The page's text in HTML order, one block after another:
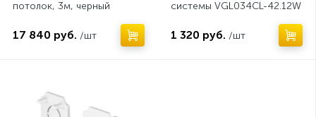
потолок, 3м, черный
17 840 руб. /шт
системы VGL034CL-42.12W
1 320 руб. /шт